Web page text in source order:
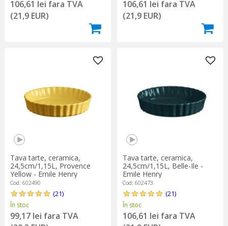
106,61 lei fara TVA
(21,9 EUR)
106,61 lei fara TVA
(21,9 EUR)
Tava tarte, ceramica,
24,5cm/1,15L, Provence
Yellow - Emile Henry
Cod: 602490
(21)
În stoc
99,17 lei fara TVA
Tava tarte, ceramica,
24,5cm/1,15L, Belle-Ile -
Emile Henry
Cod: 602473
(21)
În stoc
106,61 lei fara TVA